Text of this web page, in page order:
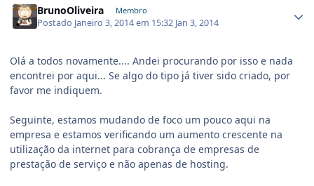
BrunoOliveira Membro
Postado Janeiro 3, 2014 em 15:32 Jan 3, 2014
Olá a todos novamente.... Andei procurando por isso e nada
encontrei por aqui... Se algo do tipo já tiver sido criado, por
favor me indiquem.
Seguinte, estamos mudando de foco um pouco aqui na
empresa e estamos verificando um aumento crescente na
utilização da internet para cobrança de empresas de
prestação de serviço e não apenas de hosting.